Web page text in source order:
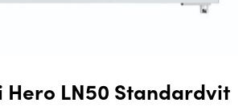
LN50 Standardvit